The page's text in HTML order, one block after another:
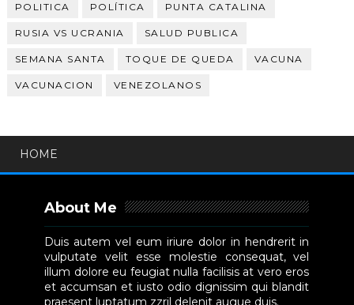
POLITICA POLÍTICA PUNTA CATALINA
RUSIA VS UCRANIA SALUD PUBLICA
SEMANA SANTA TOQUE DE QUEDA VACUNA
VACUNACION VENEZOLANOS
HOME
About Me
Duis autem vel eum iriure dolor in hendrerit in
vulputate velit esse molestie consequat, vel
illum dolore eu feugiat nulla facilisis at vero eros
et accumsan et iusto odio dignissim qui blandit
praesent luptatum zzril delenit augue duis.